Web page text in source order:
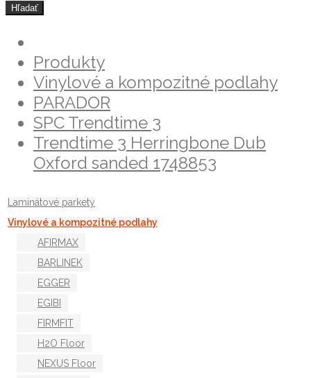
Hľadať
Produkty
Vinylové a kompozitné podlahy
PARADOR
SPC Trendtime 3
Trendtime 3 Herringbone Dub
Oxford sanded 1748853
Laminátové parkety
Vinylové a kompozitné podlahy
AFIRMAX
BARLINEK
EGGER
EGIBI
FIRMFIT
H2O Floor
NEXUS Floor